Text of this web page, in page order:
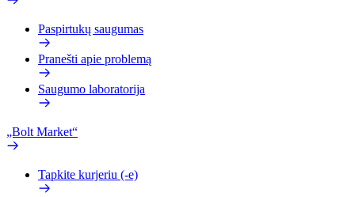
Paspirtukų saugumas
Pranešti apie problemą
Saugumo laboratorija
„Bolt Market“
Tapkite kurjeriu (-e)